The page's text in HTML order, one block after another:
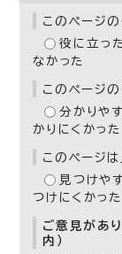
このページ
役に立った
なかった
このページ
分かりや
かりにくかった
このページは
見つけや
つけにくかった
ご意見があ
内）